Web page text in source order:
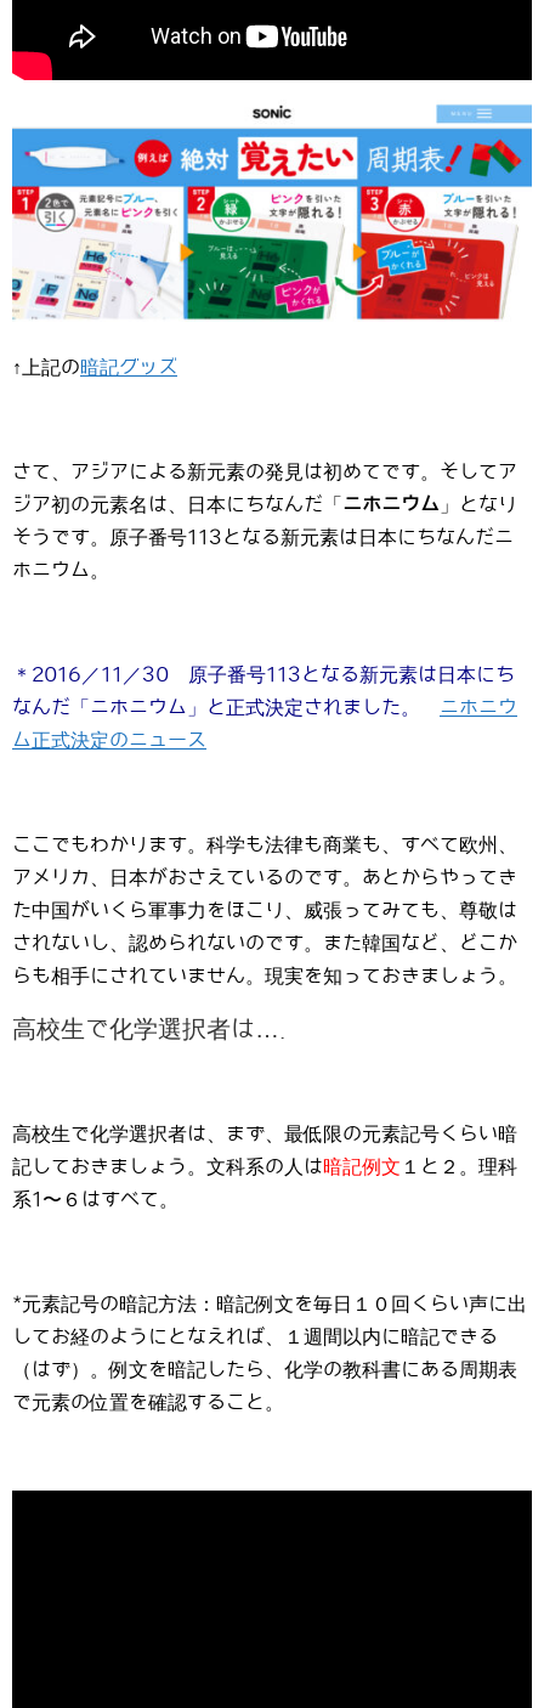
↑上記の暗記グッズ
さて、アジアによる新元素の発見は初めてです。そしてア
ジア初の元素名は、日本にちなんだ「 ニホニウム 」となり
そうです。原子番号113となる新元素は日本にちなんだニ
ホニウム。
＊2016／11／30 原子番号113となる新元素は日本にち
なんだ「ニホニウム」と正式決定されました。
ニホニウ
ム正式決定のニュース
ここでもわかります。科学も法律も商業も、すべて欧州、
アメリカ、日本がおさえているのです。あとからやってき
た中国がいくら軍事力をほこり、威張ってみても、尊敬は
されないし、認められないのです。また韓国など、どこか
らも相手にされていません。現実を知っておきましょう。
高校生で化学選択者は….
高校生で化学選択者は、まず、最低限の元素記号くらい暗
記しておきましょう。文科系の人は暗記例文 １と２。理科
系1〜６はすべて。
*元素記号の暗記方法：暗記例文を毎日１０回くらい声に出
してお経のようにとなえれば、１週間以内に暗記できる
（はず）。例文を暗記したら、化学の教科書にある周期表
で元素の位置を確認すること。